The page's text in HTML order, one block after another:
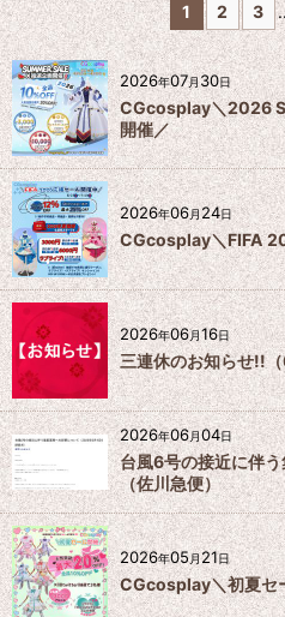
1 2 3
2026年07月30日
CGcosplay＼2026
開催／
2026年06月 24日
CGcosplay＼FIFA
2026年06月16日
三連休のお知らせ!!
2026年06月04日
台風6号の接近に伴
（佐川急便）
2026年05月21日
CGcosplay＼初夏セ